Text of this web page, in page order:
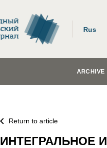
Rus
ARCHIVE
Return to article
ИНТЕГРАЛЬНОЕ